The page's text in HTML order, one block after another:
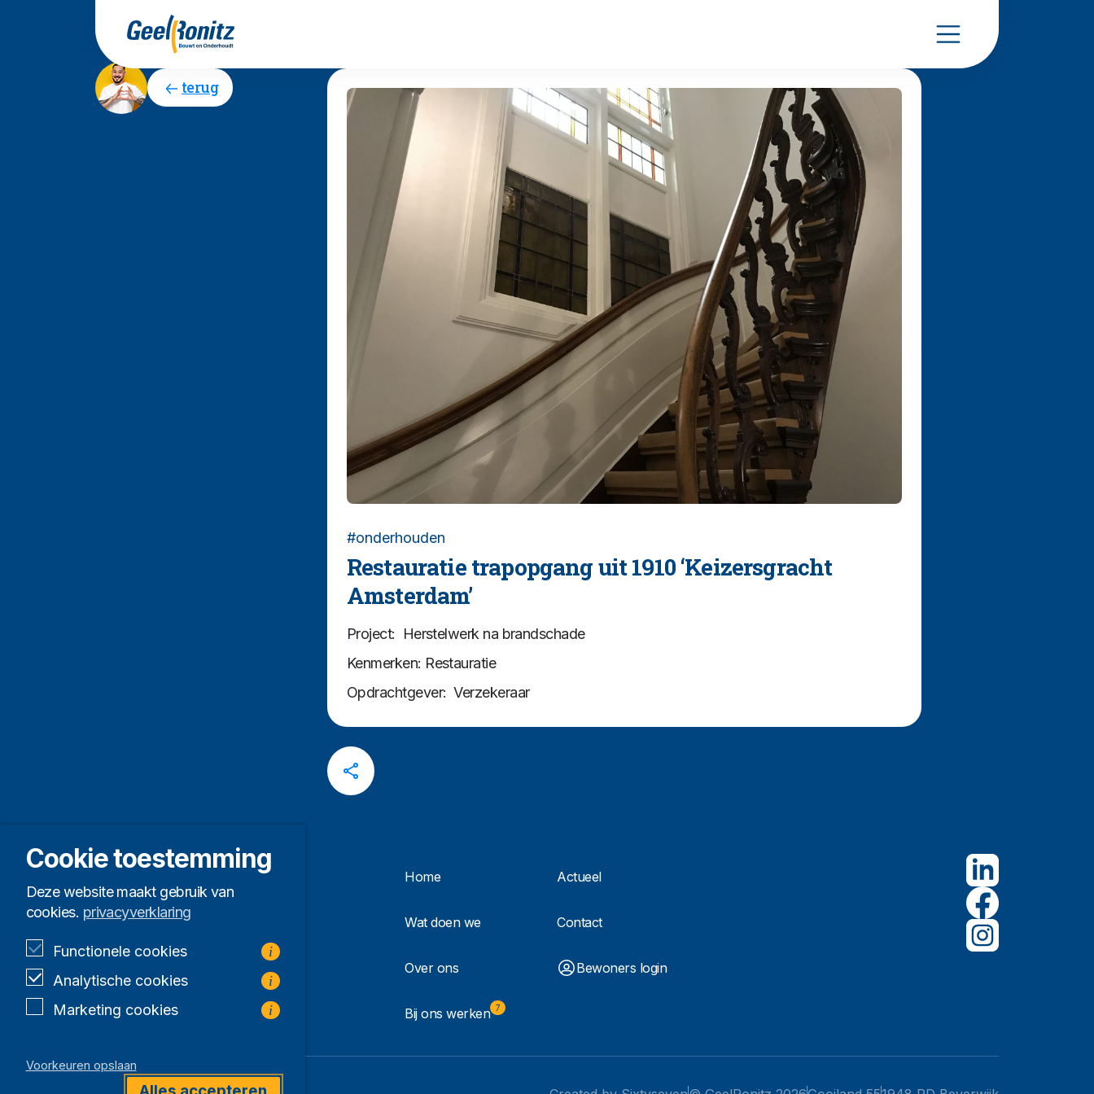
terug
#onderhouden
Restauratie trapopgang uit 1910 ‘Keizersgracht
Amsterdam’
Project: Herstelwerk na brandschade
Kenmerken: Restauratie
Opdrachtgever: Verzekeraar
Home
Wat doen we
Over ons
Bij ons werken 7
Actueel
Contact
Bewoners login
Cookie toestemming
Deze website maakt gebruik van
cookies. privacyverklaring
Functionele cookies i
Analytische cookies i
Marketing cookies i
Voorkeuren opslaan